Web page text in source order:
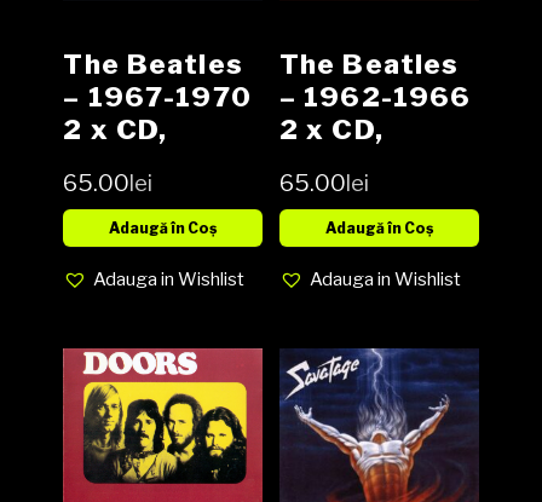
The Beatles
– 1967-1970
2 x CD,
Reissue,
Remastered
65.00lei
Adaugă în Coș
Adauga in Wishlist
The Beatles
– 1962-1966
2 x CD,
Reissue,
Remastered,
Stereo, Mono
65.00lei
Adaugă în Coș
Adauga in Wishlist